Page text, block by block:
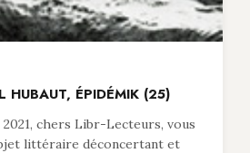
HUBAUT, ÉPIDÉMIK (25)
chers Libr-Lecteurs, vous
littéraire déconcertant et